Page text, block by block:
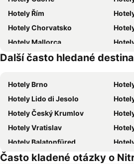
Hotely Řím
Hotely Chorvatsko
Hotely Mallorca
Hotely Vysočina
Další často hledané
Hotely Brno
Hotely Lido di Jesolo
Hotely Český Krumlov
Hotely Vratislav
Hotely Balatonfüred
Hotely Vídeň
Často kladené otázky o